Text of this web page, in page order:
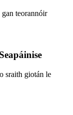
teorannóir
sraith giotán le